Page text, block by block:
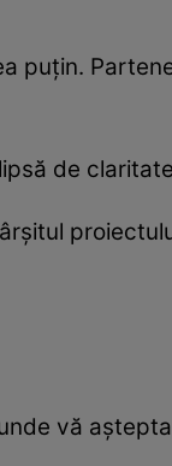
puțin.
de
vă